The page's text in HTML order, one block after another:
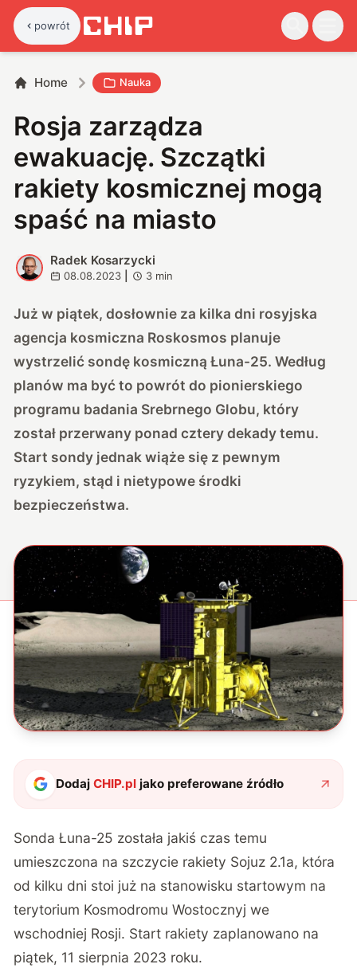
powrót
Home Nauka
Rosja zarządza
ewakuację. Szczątki
rakiety kosmicznej mogą
spaść na miasto
R
Radek Kosarzycki
08.08.2023 3 min
Już w piątek, dosłownie za kilka dni rosyjska
agencja kosmiczna Roskosmos planuje
wystrzelić sondę kosmiczną Łuna-25. Według
planów ma być to powrót do pionierskiego
programu badania Srebrnego Globu, który
został przerwany ponad cztery dekady temu.
Start sondy jednak wiąże się z pewnym
ryzykiem, stąd i nietypowe środki
bezpieczeństwa.
DodajCHIP.pl jako preferowane źródło
Sonda Łuna-25 została jakiś czas temu
umieszczona na szczycie rakiety Sojuz 2.1a, która
od kilku dni stoi już na stanowisku startowym na
terytorium Kosmodromu Wostocznyj we
wschodniej Rosji. Start rakiety zaplanowano na
piątek, 11 sierpnia 2023 roku.